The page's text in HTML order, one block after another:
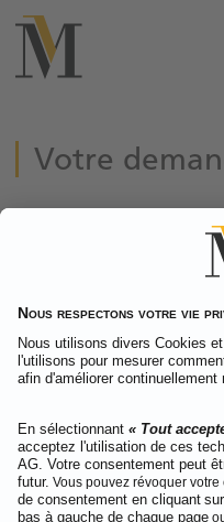
Saut au contenu principal
Votre
Votre